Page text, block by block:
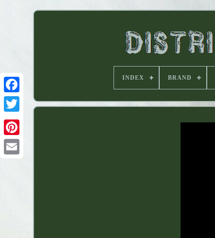
INDEX BRAND